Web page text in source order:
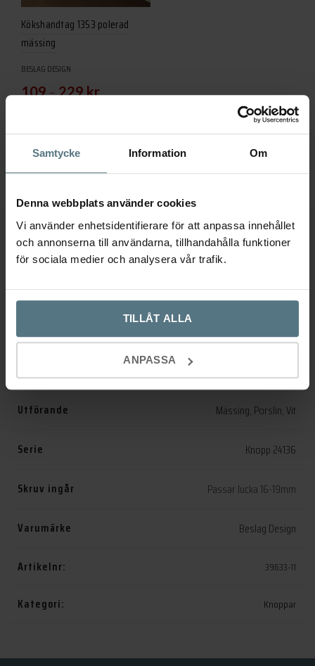
Samtycke Information Om
Denna webbplats använder cookies
Vi använder enhetsidentifierare för att anpassa innehållet
och annonserna till användarna, tillhandahålla funktioner
för sociala medier och analysera vår trafik.
TILLÅT ALLA
ANPASSA
Kökshandtag 1353 polerad
mässing
BESLAG DESIGN
109–229kr
här
produkten
har
varianter.
De
olika
alternativen
väljas
Ytterligare information
Recensioner (0)
Ytterligare information
Utförande Mässing, Porslin,Vit
Serie Knopp 24136
Skruv ingår Passar lucka 16-19mm
Varumärke Beslag Design
Artikelnr: 39633-11
Kategori: Knoppar